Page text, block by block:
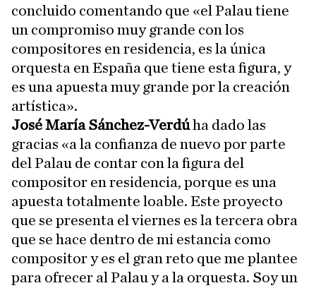
concluido comentando que «el Palau tiene
un compromiso muy grande con los
compositores en residencia, es la única
orquesta en España que tiene esta figura, y
es una apuesta muy grande por la creación
artística».
José María Sánchez-Verdúha dado las
gracias «a la confianza de nuevo por parte
del Palau de contar con la figura del
compositor en residencia, porque es una
apuesta totalmente loable. Este proyecto
que se presenta el viernes es la tercera obra
que se hace dentro de mi estancia como
compositor y es el gran reto que me plantee
para ofrecer al Palau y a la orquesta. Soy un